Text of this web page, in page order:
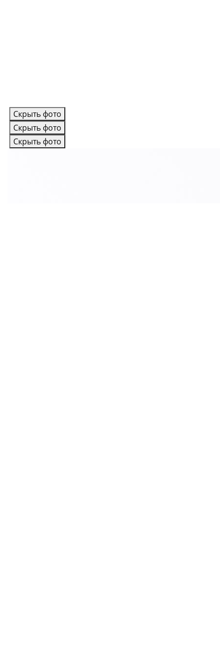
Скрыть фото
Скрыть фото
Скрыть фото